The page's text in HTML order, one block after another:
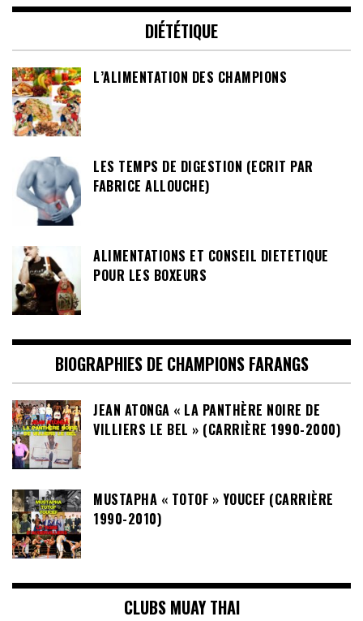
DIÉTÉTIQUE
L’ALIMENTATION DES CHAMPIONS
LES TEMPS DE DIGESTION (ECRIT PAR
FABRICE ALLOUCHE)
ALIMENTATIONS ET CONSEIL DIETETIQUE
POUR LES BOXEURS
BIOGRAPHIES DE CHAMPIONS FARANGS
JEAN ATONGA « LA PANTHÈRE NOIRE DE
VILLIERS LE BEL » (CARRIÈRE 1990-2000)
MUSTAPHA « TOTOF » YOUCEF (CARRIÈRE
1990-2010)
CLUBS MUAY THAI